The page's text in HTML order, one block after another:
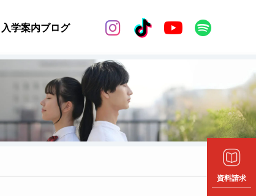
入学案内ブログ  
資料請求